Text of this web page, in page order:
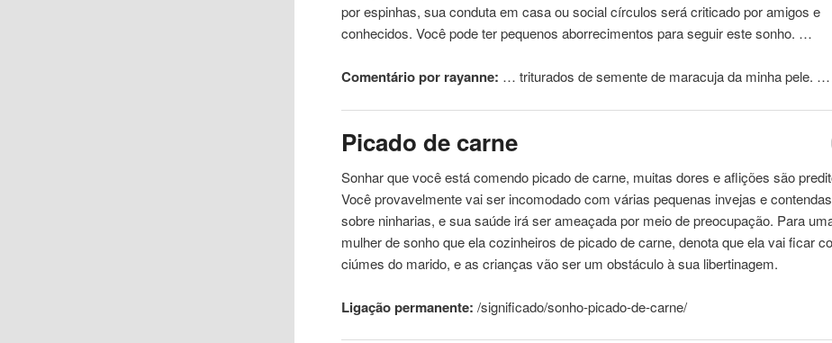
por espinhas, sua conduta em casa ou social círculos será criticado por amigos e
conhecidos. Você pode ter pequenos aborrecimentos para seguir este sonho. …
Comentário por rayanne: … trituradosdesementede maracujada minha pele. …
Picadode carne
Sonhar que você está comendo picadode carne, muitas dores e aflições são
Você provavelmente vai ser incomodado com várias pequenas invejas e contendas
sobre ninharias, e sua saúde irá ser ameaçada por meiodepreocupação. Para
mulherdesonho que ela cozinheirosdepicadode carne, denota que ela vai ficar
ciúmes do marido, e as crianças vão ser um obstáculo à sua libertinagem.
Ligação permanente: /significado/sonho-picado-de-carne/